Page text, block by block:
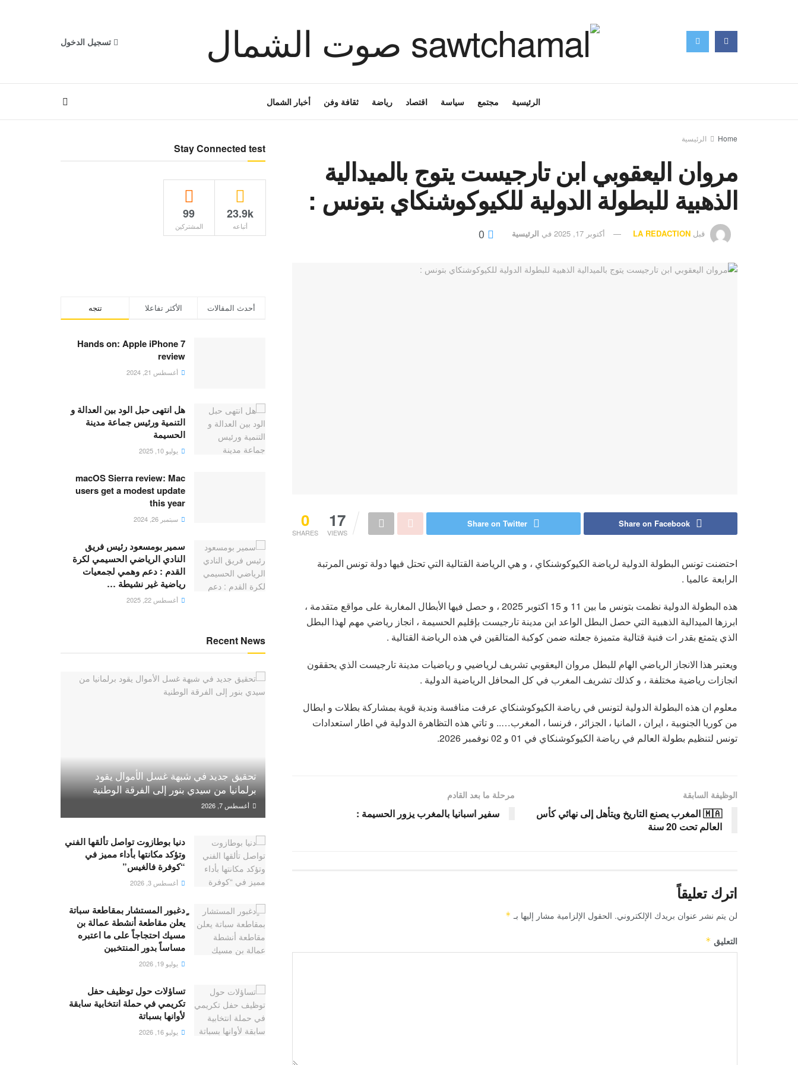
تسجيل الدخول
الرئيسية مجتمع سياسة اقتصاد رياضة ثقافة وفن أخبار الشمال
Home الرئيسية
مروان اليعقوبي ابن تارجيست يتوج بالميدالية
الذهبية للبطولة الدولية للكيوكوشنكاي بتونس :
قبل LA REDACTION أكتوبر 17, 2025 في الرئيسية
0
SHARES
17
VIEWS
Share on Facebook
Share on Twitter
احتضنت تونس البطولة الدولية لرياضة الكيوكوشنكاي ، و هي الرياضة القتالية التي تحتل فيها دولة تونس المرتبة
الرابعة عالميا .
هذه البطولة الدولية نظمت بتونس ما بين 11 و 15 اكتوبر 2025 ، و حصل فيها الأبطال المغاربة على مواقع متقدمة ،
ابرزها الميدالية الذهبية التي حصل البطل الواعد ابن مدينة تارجيست بإقليم الحسيمة ، انجاز رياضي مهم لهذا البطل
الذي يتمتع بقدر ات فنية قتالية متميزة جعلته ضمن كوكبة المتالقين في هذه الرياضة القتالية .
ويعتبر هذا الانجاز الرياضي الهام للبطل مروان اليعقوبي تشريف لرياضيي و رياضيات مدينة تارجيست الذي يحققون
انجازات رياضية مختلفة ، و كذلك تشريف المغرب في كل المحافل الرياضية الدولية .
معلوم ان هذه البطولة الدولية لتونس في رياضة الكيوكوشنكاي عرفت منافسة وندية قوية بمشاركة بطلات و ابطال
من كوريا الجنوبية ، ايران ، المانيا ، الجزائر ، فرنسا ، المغرب….. و تاتي هذه التظاهرة الدولية في اطار استعدادات
تونس لتنظيم بطولة العالم في رياضة الكيوكوشنكاي في 01 و 02 نوفمبر 2026.
الوظيفة السابقة
🇲🇦 المغرب يصنع التاريخ ويتأهل إلى نهائي كأس
العالم تحت 20 سنة
مرحلة ما بعد القادم
سفير اسبانيا بالمغرب يزور الحسيمة :
اترك تعليقاً
لن يتم نشر عنوان بريدك الإلكتروني. الحقول الإلزامية مشار إليها بـ *
التعليق *
Stay Connected test
23.9k
أتباعه
99
المشتركين
تتجه الأكثر تفاعلا أحدث المقالات
Hands on: Apple iPhone 7
review
أغسطس 21, 2024
هل انتهى حبل الود بين العدالة و
التنمية ورئيس جماعة مدينة
الحسيمة
يوليو 10, 2025
macOS Sierra review: Mac
users get a modest update
this year
سبتمبر 26, 2024
سمير بومسعود رئيس فريق
النادي الرياضي الحسيمي لكرة
القدم : دعم وهمي لجمعيات
رياضية غير نشيطة …
أغسطس 22, 2025
Recent News
تحقيق جديد في شبهة غسل الأموال يقود
برلمانيا من سيدي بنور إلى الفرقة الوطنية
أغسطس 7, 2026
دنيا بوطازوت تواصل تألقها الفني
وتؤكد مكانتها بأداء مميز في
“كوفرة فالغيس”
أغسطس 3, 2026
ٍدغبور المستشار بمقاطعة سباتة
يعلن مقاطعة أنشطة عمالة بن
مسيك احتجاجاً على ما اعتبره
مساساً بدور المنتخبين
يوليو 19, 2026
تساؤلات حول توظيف حفل
تكريمي في حملة انتخابية سابقة
لأوانها بسباتة
يوليو 16, 2026